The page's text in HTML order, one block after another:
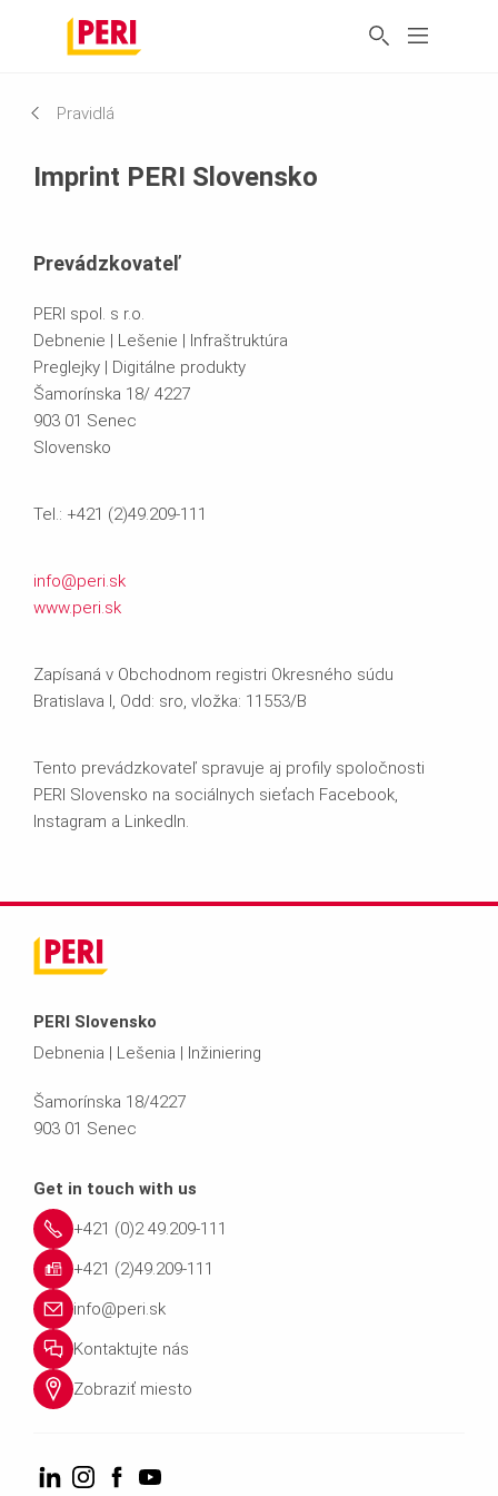
Pravidlá
Imprint PERI Slovensko
Prevádzkovateľ
PERI spol. s r.o.
Debnenie | Lešenie | Infraštruktúra
Preglejky | Digitálne produkty
Šamorínska 18/ 4227
903 01 Senec
Slovensko
Tel.: +421 (2)49.209-111
info@peri.sk
www.peri.sk
Zapísaná v Obchodnom registri Okresného súdu
Bratislava I, Odd: sro, vložka: 11553/B
Tento prevádzkovateľ spravuje aj profily spoločnosti
PERI Slovensko na sociálnych sieťach Facebook,
Instagram a LinkedIn.
PERI Slovensko
Debnenia | Lešenia | Inžiniering
Šamorínska 18/4227
903 01 Senec
Get in touch with us
+421 (0)2 49.209-111
+421 (2)49.209-111
info@peri.sk
Kontaktujte nás
Zobraziť miesto